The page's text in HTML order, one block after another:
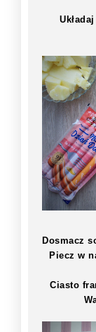
Dosmacz
Piecz w
Ciasto